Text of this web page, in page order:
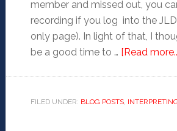
member and missed out, you
recording if you log into the
only page). In light of that, I
be a good time to … [Read
FILED UNDER: BLOG POSTS,